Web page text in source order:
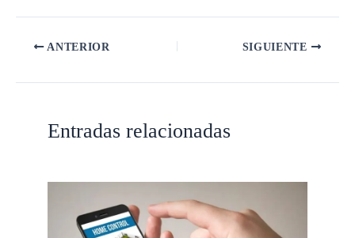
ANTERIOR SIGUIENTE
Entradas relacionadas